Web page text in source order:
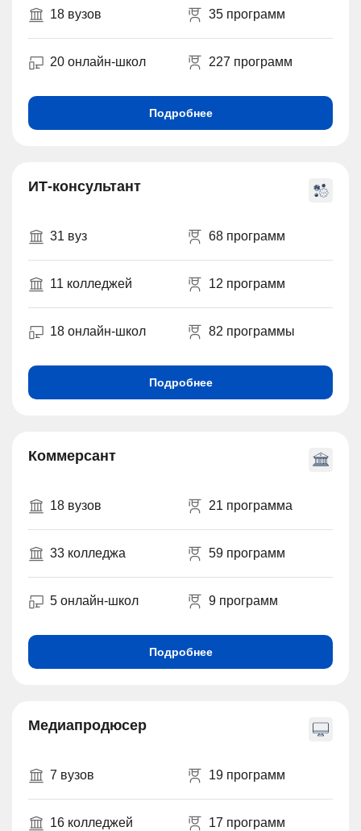
18 вузов 35 программ
20 онлайн-школ 227 программ
Подробнее
ИТ-консультант
31 вуз 68 программ
11 колледжей 12 программ
18 онлайн-школ 82 программы
Подробнее
Коммерсант
18 вузов 21 программа
33 колледжа 59 программ
5 онлайн-школ 9 программ
Подробнее
Медиапродюсер
7 вузов 19 программ
16 колледжей 17 программ